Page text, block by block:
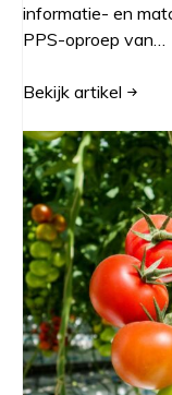
informatie- en
PPS-oproep van…
Bekijk artikel